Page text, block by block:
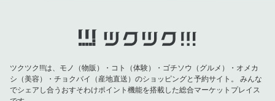
ツクツク!!!は、モノ（物販）・コト（体験）・ゴチソウ（グルメ）・オメカ
シ（美容）・チョクバイ（産地直送）のショッピングと予約サイト。
みんな
でシェアし合うおすそわけポイント機能を搭載した総合マーケットプレイス